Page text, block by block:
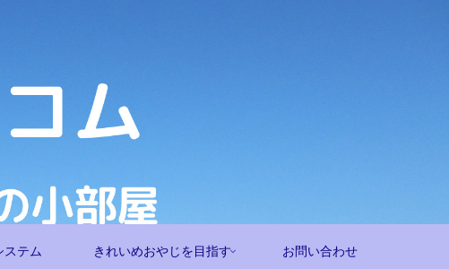
ステム きれいめおやじを目指す お問い合わせ